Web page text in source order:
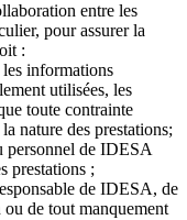
entre les
pour assurer la
:
informations
utilisées, les
toute contrainte
nature des prestations;
personnel de IDESA
prestations ;
de IDESA, de
de tout manquement